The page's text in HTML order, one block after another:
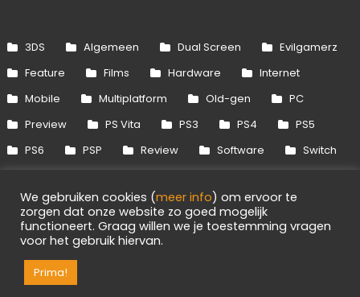
3DS Algemeen Dual Screen
Evilgamerz
Feature
Films Hardware
Internet
Mobile
Multiplatform Old-gen
PC
Preview
PS Vita PS3 PS4
PS5
PS6
PSP Review Software
Switch
Xbox 360
Xbox One Xbox Series
Evilgamerz 2026 - Alle rechten voorbehouden.
We gebruiken cookies (meer info) om ervoor te
zorgen dat onze website zo goed mogelijk
functioneert. Graag willen we je toestemming vragen
voor het gebruik hiervan.
Prima!